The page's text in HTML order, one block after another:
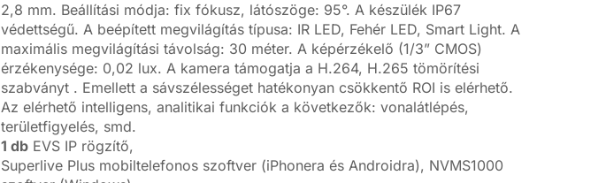
2,8 mm. Beállítási módja: fix fókusz, látószöge: 95°. A készülék IP67
védettségű. A beépített megvilágítás típusa: IR LED, Fehér LED, Smart Light. A
maximális megvilágítási távolság: 30 méter. A képérzékelő (1/3” CMOS)
érzékenysége: 0,02 lux. A kamera támogatja a H.264, H.265 tömörítési
szabványt . Emellett a sávszélességet hatékonyan csökkentő ROI is elérhető.
Az elérhető intelligens, analitikai funkciók a következők: vonalátlépés,
területfigyelés, smd.
1 db EVS IP rögzítő,
Superlive Plus mobiltelefonos szoftver (iPhonera és Androidra), NVMS1000